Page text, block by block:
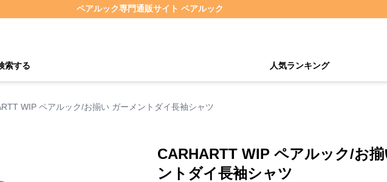
ペアルック専門通販サイト ペアルック
索する 人気ランキング
WIP ペアルック/お揃い ガーメントダイ長袖シャツ
CARHARTT WIP ペアルック/お揃
ントダイ長袖シャツ